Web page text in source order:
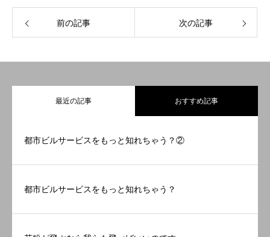
前の記事 次の記事
最近の記事 おすすめ記事
都市ビルサービスをもっと知れちゃう？②
都市ビルサービスをもっと知れちゃう？